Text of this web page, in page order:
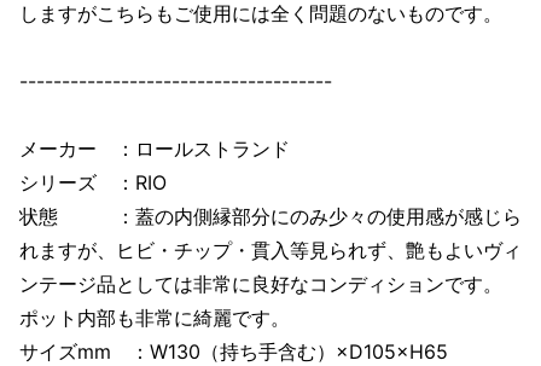
しますがこちらもご使用には全く問題のないものです。
-------------------------------------
メーカー ：ロールストランド
シリーズ ：RIO
状態 ：蓋の内側縁部分にのみ少々の使用感が感じら
れますが、ヒビ・チップ・貫入等見られず、艶もよいヴィ
ンテージ品としては非常に良好なコンディションです。
ポット内部も非常に綺麗です。
サイズmm ：W130（持ち手含む）×D105×H65